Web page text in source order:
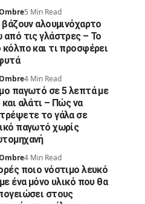
5 Min Read
βάζουν αλουμινόχαρτο
από τις γλάστρες – Το
κόλπο και τι προσφέρει
4 Min Read
παγωτό σε 5 λεπτά με
αλάτι – Πώς να
το γάλα σε
παγωτό χωρίς
4 Min Read
ποιο νόστιμο λευκό
ένα μόνο υλικό που θα
στους